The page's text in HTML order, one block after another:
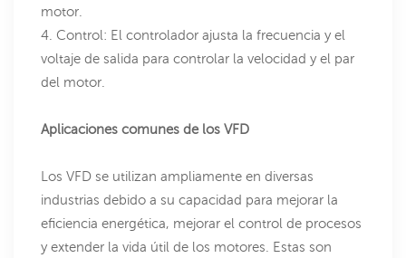
motor.
4. Control: El controlador ajusta la frecuencia y el
voltaje de salida para controlar la velocidad y el par
del motor.
Aplicaciones comunes de los VFD
Los VFD se utilizan ampliamente en diversas
industrias debido a su capacidad para mejorar la
eficiencia energética, mejorar el control de procesos
y extender la vida útil de los motores. Estas son